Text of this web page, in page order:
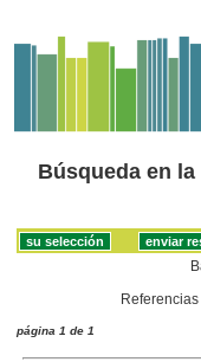
Búsqueda en
página 1 de 1